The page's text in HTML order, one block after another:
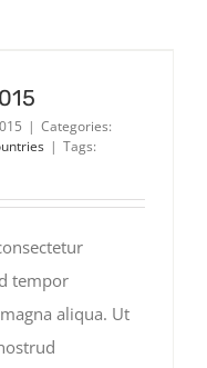
| Categories:
| Tags:
tempor
aliqua. Ut